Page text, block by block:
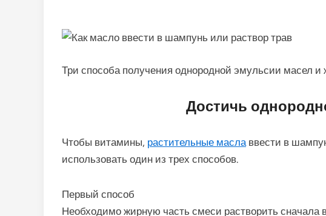
Три способа получения однородной эмульсии масел
Достичь
Чтобы витамины, растительные масла ввести в
использовать один из трех способов.
Первый способ
Необходимо жирную часть смеси растворить сначала